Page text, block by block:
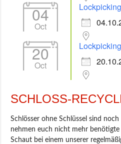
04
Oct
20
Oct
SCHLOSS-
Schlösser ohne Schlüssel sind
nehmen euch nicht mehr benötigte
Schaut bei einem unserer